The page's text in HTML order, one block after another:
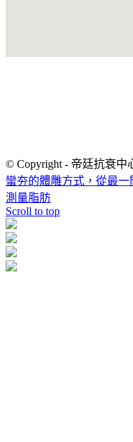
© Copyright - 帝廷抗衰中
蠻夯的體雕方式，從最
測量脂肪
Scroll to top